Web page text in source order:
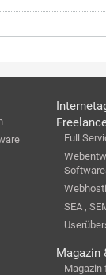
Full
SEA ,
Magazin
Magazin